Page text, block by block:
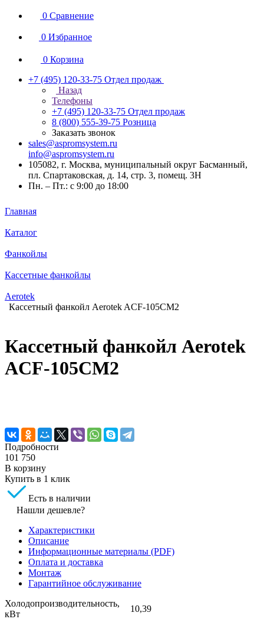
0 Сравнение
0 Избранное
0 Корзина
+7 (495) 120-33-75 Отдел продаж
Назад
Телефоны
+7 (495) 120-33-75 Отдел продаж
8 (800) 555-39-75 Розница
Заказать звонок
sales@aspromsystem.ru
info@aspromsystem.ru
105082, г. Москва, муниципальный округ Басманный,
пл. Спартаковская, д. 14, стр. 3, помещ. 3Н
Пн. – Пт.: с 9:00 до 18:00
Главная
Каталог
Фанкойлы
Кассетные фанкойлы
Aerotek
Кассетный фанкойл Aerotek ACF-105CM2
Кассетный фанкойл Aerotek
ACF-105CM2
Подробности
101 750
В корзину
Купить в 1 клик
Есть в наличии
Нашли дешевле?
Характеристики
Описание
Информационные материалы (PDF)
Оплата и доставка
Монтаж
Гарантийное обслуживание
Холодопроизводительность,
кВт
10,39